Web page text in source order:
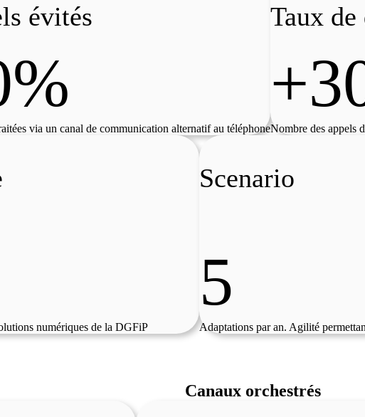
évités
via un canal de communication alternatif au téléphone
Taux de
Nombre des appels
numériques de la DGFiP
Scenario
5
Adaptations par an. Agilité
Canaux orchestrés